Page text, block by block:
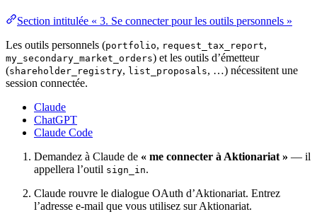
Section intitulée « 3. Se connecter pour les outils personnels »
Les outils personnels (portfolio, request_tax_report,
my_secondary_market_orders) et les outils d’émetteur
(shareholder_registry, list_proposals, …) nécessitent une
session connectée.
Claude
ChatGPT
Claude Code
Demandez à Claude de « me connecter à Aktionariat » — il
appellera l’outil sign_in.
Claude rouvre le dialogue OAuth d’Aktionariat. Entrez
l’adresse e-mail que vous utilisez sur Aktionariat.